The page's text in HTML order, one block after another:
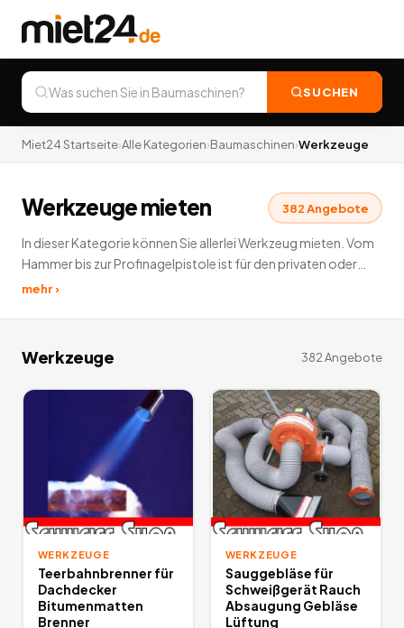
SUCHEN
Miet24 Startseite›Alle Kategorien›Baumaschinen›Werkzeuge
Werkzeuge mieten 382Angebote
In dieser Kategorie können Sie allerlei Werkzeug mieten. Vom
Hammer bis zur Profinagelpistole ist für den privaten oder
gerwerblichen Zweck alles zu finden.
mehr ›
Werkzeuge 382Angebote
WERKZEUGE
Teerbahnbrenner für
Dachdecker
Bitumenmatten
Brenner
WERKZEUGE
Sauggebläse für
Schweißgerät Rauch
Absaugung Gebläse
Lüftung